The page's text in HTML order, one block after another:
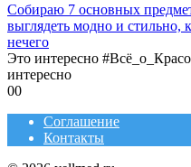
Собираю 7 основных
выглядеть модно и стильно,
нечего
Это интересно
интересно
00
Соглашение
Контакты